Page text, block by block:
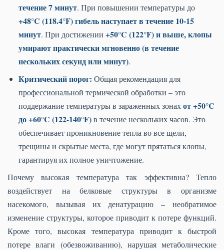
течение 7 минут. При повышении температуры до
+48°C (118.4°F) гибель наступает в течение 10-15
минут. При достижении +50°C (122°F) и выше, клопы
умирают практически мгновенно (в течение
нескольких секунд или минут).
Критический порог: Общая рекомендация для
профессиональной термической обработки – это
поддержание температуры в зараженных зонахот +50°C
до +60°C (122-140°F)в течение нескольких часов. Это
обеспечивает проникновение тепла во все щели,
трещины и скрытые места, где могут прятаться клопы,
гарантируя их полное уничтожение.
Почему высокая температура так эффективна? Тепло
воздействует на белковые структуры в организме
насекомого, вызывая их денатурацию – необратимое
изменение структуры, которое приводит к потере функций.
Кроме того, высокая температура приводит к быстрой
потере влаги (обезвоживанию), нарушая метаболические